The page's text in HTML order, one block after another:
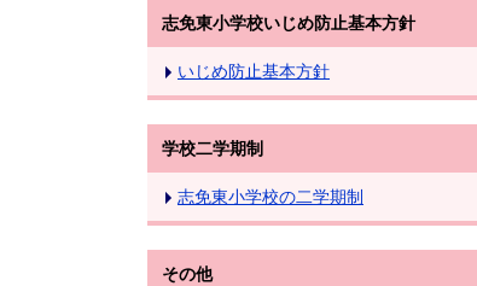
志免東小学校いじめ防止基本方針
いじめ防止基本方針
学校二学期制
志免東小学校の二学期制
その他